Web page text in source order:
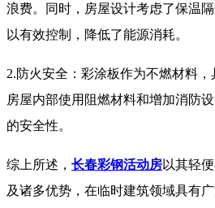
浪费。同时，房屋设计考虑了保温
以有效控制，降低了能源消耗。
2.防火安全：彩涂板作为不燃材料
房屋内部使用阻燃材料和增加消防
的安全性。
综上所述， 长春彩钢活动房以其轻
及诸多优势，在临时建筑领域具有